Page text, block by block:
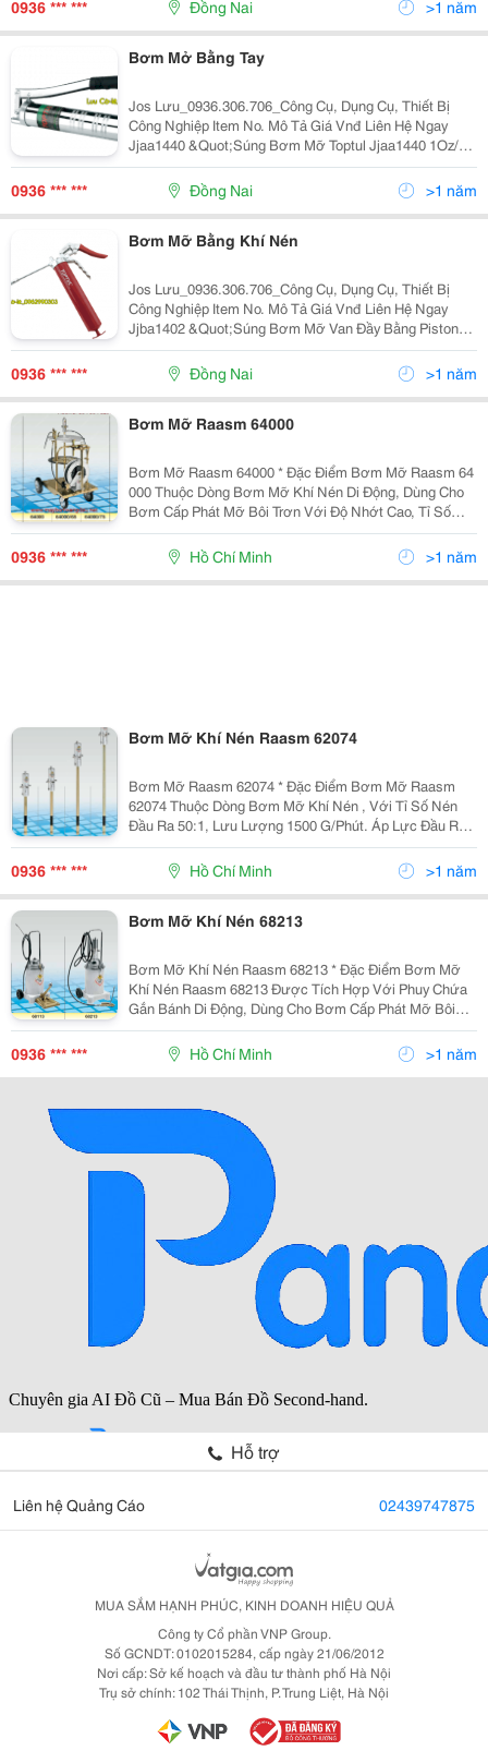
0936 *** *** Đồng Nai >1 năm
Bơm Mở Bằng Tay
Jos Lưu_0936.306.706_Công Cụ, Dụng Cụ, Thiết Bị
Công Nghiệp Item No. Mô Tả Giá Vnđ Liên Hệ Ngay
Jjaa1440 &Quot;Súng Bơm Mỡ Toptul Jjaa1440 1Oz/40
Hành Trình, Dung Tích 400Cc Áp Lực Tối Đa 4,500Psi (
310 Bar) Áp Lực Phun 10,000 Ps
0936 *** *** Đồng Nai >1 năm
Bơm Mỡ Bằng Khí Nén
Jos Lưu_0936.306.706_Công Cụ, Dụng Cụ, Thiết Bị
Công Nghiệp Item No. Mô Tả Giá Vnđ Liên Hệ Ngay
Jjba1402 &Quot;Súng Bơm Mỡ Van Đầy Bằng Piston
Toptul Jjba1402 14Oz, Dung Tích 400Cc Chiều Dài
360Mm Ống Kim Loại Cứng 6&Quot;&Quot; &Quot;
0936 *** *** Đồng Nai >1 năm
Bơm Mỡ Raasm 64000
Bơm Mỡ Raasm 64000 * Đặc Điểm Bơm Mỡ Raasm 64
000 Thuộc Dòng Bơm Mỡ Khí Nén Di Động, Dùng Cho
Bơm Cấp Phát Mỡ Bôi Trơn Với Độ Nhớt Cao, Tỉ Số
Nén Đàu Ra 50:1, Bơm Mỡ Raasm 64 000 Là Sản Phẩm
Được Phát Triển Từ Bơm Mỡ Raasm 64070 Với Xe Đẩy
0936 *** *** Hồ Chí Minh >1 năm
Bơm Mỡ Khí Nén Raasm 62074
Bơm Mỡ Raasm 62074 * Đặc Điểm Bơm Mỡ Raasm
62074 Thuộc Dòng Bơm Mỡ Khí Nén , Với Tỉ Số Nén
Đầu Ra 50:1, Lưu Lượng 1500 G/Phút. Áp Lực Đầu Ra
Lớn Phù Hợp Cho Việc Bơm Phân Phối Hoặc Bôi Trơn
Các Thiết Bị Cỡ Lớn Và Đòi Hỏi Áp Suất Lớn Bơm Mỡ
0936 *** *** Hồ Chí Minh >1 năm
Bơm Mỡ Khí Nén 68213
Bơm Mỡ Khí Nén Raasm 68213 * Đặc Điểm Bơm Mỡ
Khí Nén Raasm 68213 Được Tích Hợp Với Phuy Chứa
Gắn Bánh Di Động, Dùng Cho Bơm Cấp Phát Mỡ Bôi
Tơn Với Tỉ Số Nén Đầu Ra 50:1 Bơm Bơm Khí Nén
Raasm 68213 Có Thể Sử Dụng Tại Nhiều Lĩnh Vực
Khác Nhau
0936 *** *** Hồ Chí Minh >1 năm
Hỗ trợ
Liên hệ Quảng Cáo 02439747875
MUA SẮM HẠNH PHÚC, KINH DOANH HIỆU QUẢ
Công ty Cổ phần VNP Group.
Số GCNDT: 0102015284, cấp ngày 21/06/2012
Nơi cấp: Sở kế hoạch và đầu tư thành phố Hà Nội
Trụ sở chính: 102 Thái Thịnh, P. Trung Liệt, Hà Nội